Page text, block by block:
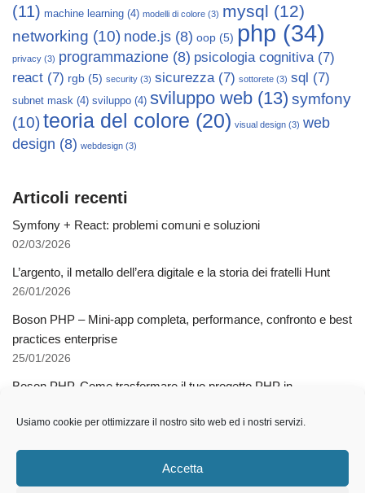
Usiamo cookie per ottimizzare il nostro sito web ed i nostri servizi.
Accetta
(11) machine learning (4) modelli di colore (3) mysql (12)
networking (10) node.js (8) oop (5) php (34)
privacy (3) programmazione (8) psicologia cognitiva(7)
react (7) rgb (5) security (3) sicurezza(7) sottorete (3) sql (7)
subnet mask (4) sviluppo (4) sviluppo web (13) symfony
(10)teoria del colore (20) visual design (3) web
design (8) webdesign (3)
Articoli recenti
Symfony + React: problemi comuni e soluzioni
02/03/2026
L’argento, il metallo dell’era digitale e la storia dei fratelli Hunt
26/01/2026
Boson PHP – Mini-app completa, performance, confronto e best
practices enterprise
25/01/2026
Boson PHP. Come trasformare il tuo progetto PHP in
03/12/2025
Come l’AI libera dalla schiavitù della specializzazione